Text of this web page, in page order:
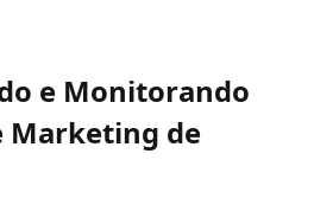
e Monitorando
Marketing de